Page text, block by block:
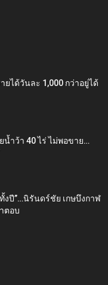
ยได้วันละ 1,000 กว่าอยู่ได้
น้ำว้า 40 ไร่ ไม่พอขาย…
งปี”…นิรันดร์ชัย เกษบึงกาฬ
ตอบ